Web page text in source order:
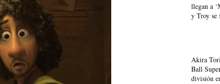
llegan a
y Troy se
Akira
Ball
división